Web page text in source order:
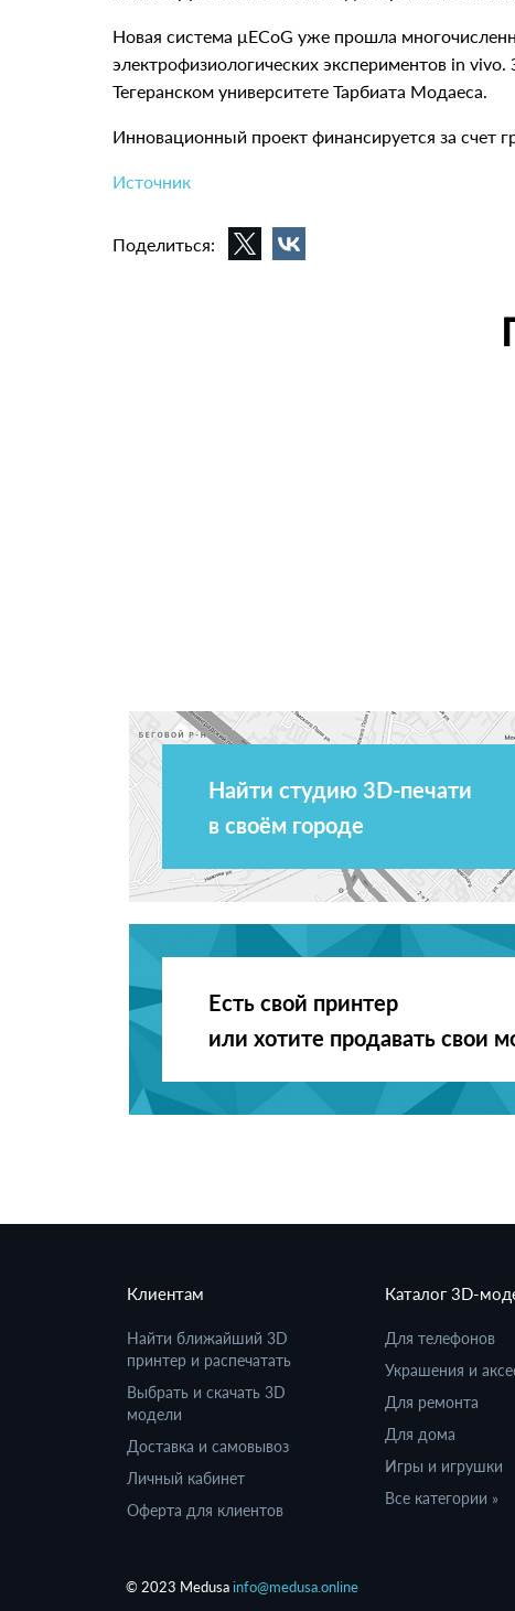
Новая система μECoG уже прошла
электрофизиологических экспериментов in
Тегеранском университете Тарбиата Модаеса.
Инновационный проект финансируется за счет
Источник
Поделиться:
Найти студию 3D-печати
в своём городе
Есть свой принтер
или хотите продавать свои
Клиентам
Найти ближайший 3D
принтер и распечатать
Выбрать и скачать 3D
модели
Доставка и самовывоз
Личный кабинет
Оферта для клиентов
Каталог 3D-
Для телефонов
Украшения и
Для ремонта
Для дома
Игры и игрушки
Все категории »
© 2023 Medusa info@medusa.online